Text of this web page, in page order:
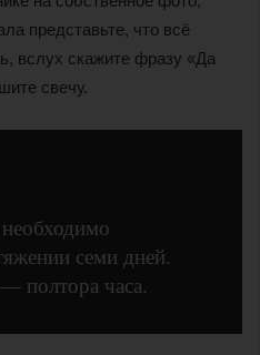
представьте, что всё
вслух скажите фразу «Да
свечу.
семи дней.
полтора часа.